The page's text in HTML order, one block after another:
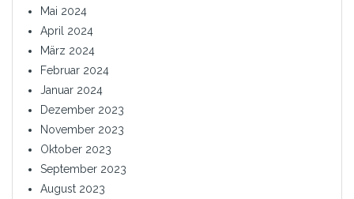
Mai 2024
April 2024
März 2024
Februar 2024
Januar 2024
Dezember 2023
November 2023
Oktober 2023
September 2023
August 2023